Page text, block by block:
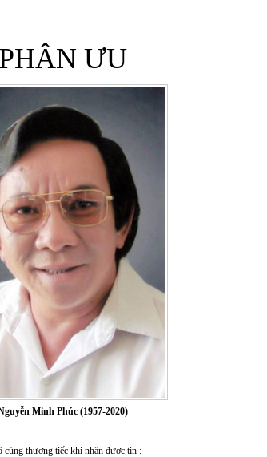
PHÂN ƯU
Minh Phúc (1957-2020)
cùng thương tiếc khi nhận được tin :